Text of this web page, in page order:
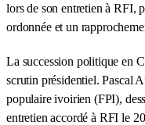
lors de son entretien à RFI,
ordonnée et un
La succession politique en
scrutin présidentiel. Pascal
populaire ivoirien (FPI),
entretien accordé à RFI le